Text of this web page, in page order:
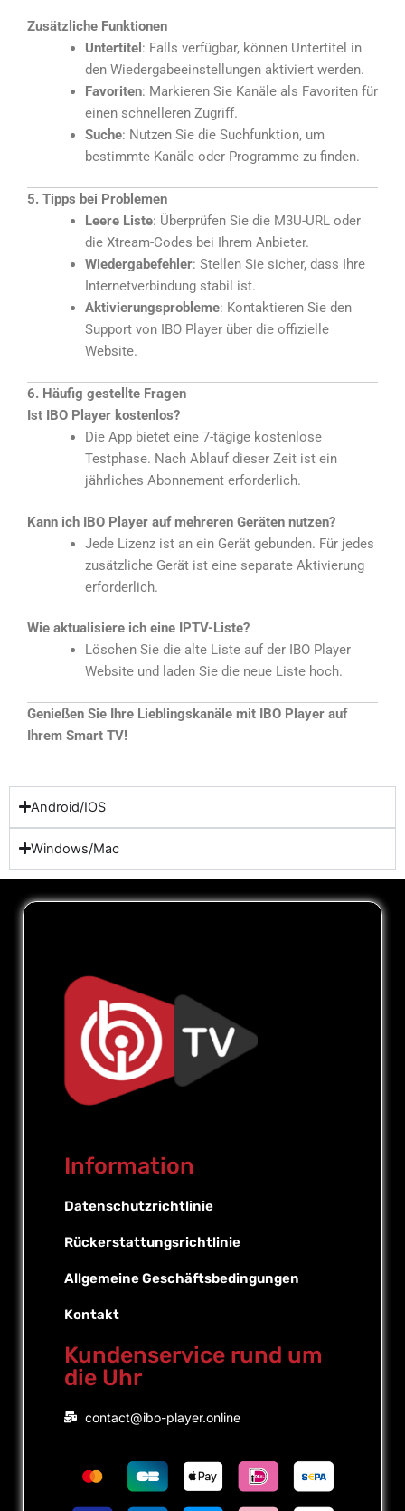
Zusätzliche Funktionen
Untertitel : Falls verfügbar, können Untertitel in
den Wiedergabeeinstellungen aktiviert werden.
Favoriten: Markieren Sie Kanäle als Favoriten für
einen schnelleren Zugriff.
Suche: Nutzen Sie die Suchfunktion, um
bestimmte Kanäle oder Programme zu finden.
5. Tipps bei Problemen
Leere Liste: Überprüfen Sie die M3U-URL oder
die Xtream-Codes bei Ihrem Anbieter.
Wiedergabefehler: Stellen Sie sicher, dass Ihre
Internetverbindung stabil ist.
Aktivierungsprobleme: Kontaktieren Sie den
Support von IBO Player über die offizielle
Website.
6. Häufig gestellte Fragen
Ist IBO Player kostenlos?
Die App bietet eine 7-tägige kostenlose
Testphase. Nach Ablauf dieser Zeit ist ein
jährliches Abonnement erforderlich.
Kann ich IBO Player auf mehreren Geräten nutzen?
Jede Lizenz ist an ein Gerät gebunden. Für jedes
zusätzliche Gerät ist eine separate Aktivierung
erforderlich.
Wie aktualisiere ich eine IPTV-Liste?
Löschen Sie die alte Liste auf der IBO Player
Website und laden Sie die neue Liste hoch.
Genießen Sie Ihre Lieblingskanäle mit IBO Player auf
Ihrem Smart TV!
Android/IOS
Windows/Mac
Information
Datenschutzrichtlinie
Rückerstattungsrichtlinie
Allgemeine Geschäftsbedingungen
Kontakt
Kundenservice rund um
die Uhr
contact@ibo-player.online
Dutch
English
Portuguese (Brazil)